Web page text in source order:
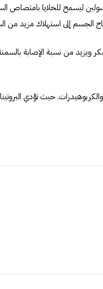
ليسمح للخلايا بامتصاص
الجسم إلى استهلاك مزيد من
ويزيد من نسبة الإصابة
حيث تؤدي